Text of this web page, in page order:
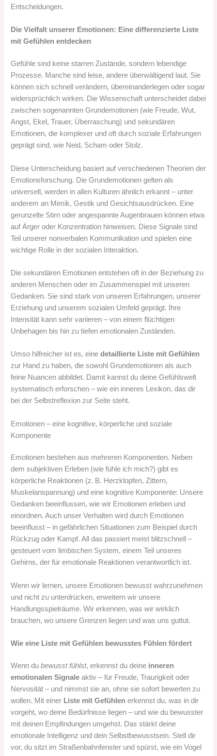
Entscheidungen.
Die Vielfalt unserer Emotionen: Eine differenzierte Liste
mit Gefühlen entdecken
Gefühle sind keine starren Zustände, sondern lebendige
Prozesse. Manche sind leise, andere überwältigend laut. Sie
können sich schnell verändern, übereinanderlegen oder sogar
widersprüchlich wirken. Die Wissenschaft unterscheidet dabei
zwischen sogenannten Grundemotionen (wie Freude, Wut,
Angst, Ekel, Trauer, Überraschung) und sekundären
Emotionen, die komplexer und oft durch soziale Erfahrungen
geprägt sind, wie Neid, Scham oder Stolz.
Diese Unterscheidung basiert auf verschiedenen Theorien der
Emotionsforschung. Die Grundemotionen gelten als
universell, werden in allen Kulturen ähnlich erkannt – unter
anderem an Mimik, Gestik und Gesichtsausdrücken. Eine
gerunzelte Stirn oder angespannte Augenbrauen können etwa
auf Ärger oder Konzentration hinweisen. Diese Signale sind
Teil unserer nonverbalen Kommunikation und spielen eine
wichtige Rolle in der sozialen Interaktion.
Die sekundären Emotionen entstehen oft in der Beziehung zu
anderen Menschen oder im Zusammenspiel mit unseren
Gedanken. Sie sind stark von unseren Erfahrungen, unserer
Erziehung und unserem sozialen Umfeld geprägt. Ihre
Intensität kann sehr variieren – von einem flüchtigen
Unbehagen bis hin zu tiefen emotionalen Zuständen.
Umso hilfreicher ist es, einedetaillierte Liste mit Gefühlen
zur Hand zu haben, die sowohl Grundemotionen als auch
feine Nuancen abbildet. Damit kannst du deine Gefühlswelt
systematisch erforschen – wie ein inneres Lexikon, das dir
bei der Selbstreflexion zur Seite steht.
Emotionen – eine kognitive, körperliche und soziale
Komponente
Emotionen bestehen aus mehreren Komponenten. Neben
dem subjektiven Erleben (wie fühle ich mich?) gibt es
körperliche Reaktionen (z. B. Herzklopfen, Zittern,
Muskelanspannung) und eine kognitive Komponente: Unsere
Gedanken beeinflussen, wie wir Emotionen erleben und
einordnen. Auch unser Verhalten wird durch Emotionen
beeinflusst – in gefährlichen Situationen zum Beispiel durch
Rückzug oder Kampf. All das passiert meist blitzschnell –
gesteuert vom limbischen System, einem Teil unseres
Gehirns, der für emotionale Reaktionen verantwortlich ist.
Wenn wir lernen, unsere Emotionen bewusst wahrzunehmen
und nicht zu unterdrücken, erweitern wir unsere
Handlungsspielräume. Wir erkennen, was wir wirklich
brauchen, wo unsere Grenzen liegen und was uns guttut.
Wie eine Liste mit Gefühlen bewusstes Fühlen fördert
Wenn dubewusst fühlst, erkennst du deine inneren
emotionalen Signale aktiv – für Freude, Traurigkeit oder
Nervosität – und nimmst sie an, ohne sie sofort bewerten zu
wollen. Mit einer Liste mit Gefühlen erkennst du, was in dir
vorgeht, wo deine Bedürfnisse liegen – und wie du bewusster
mit deinen Empfindungen umgehst. Das stärkt deine
emotionale Intelligenz und dein Selbstbewusstsein. Stell dir
vor, du sitzt im Straßenbahnfenster und spürst, wie ein Vogel